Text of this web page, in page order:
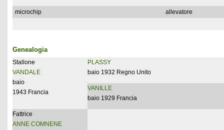
microchip allevatore
Genealogia
Stallone
VANDALE
baio
1943 Francia
PLASSY
baio 1932 Regno Unito
VANILLE
baio 1929 Francia
Fattrice
ANNE COMNENE